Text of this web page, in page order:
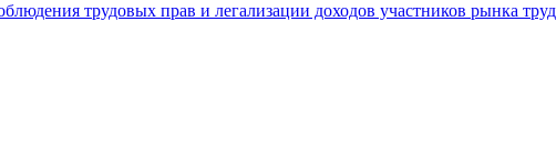
трудовых прав и легализации доходов участников рынка